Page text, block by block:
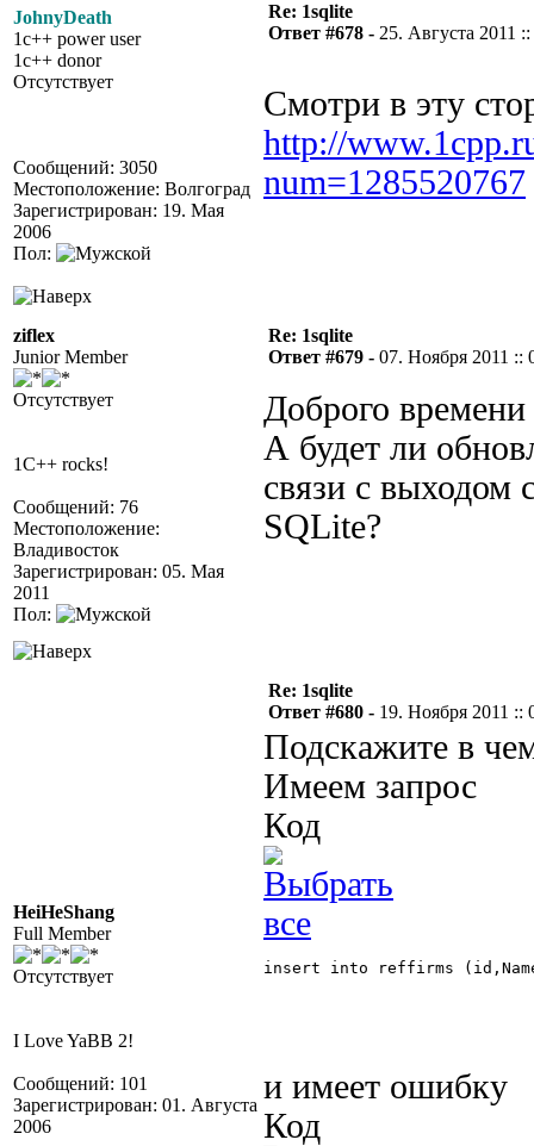
JohnyDeath
1c++ power user
1c++ donor
Отсутствует
Сообщений: 3050
Местоположение: Волгоград
Зарегистрирован: 19. Мая
2006
Пол:
Re: 1sqlite
Ответ #678 - 25. Августа 2011
Смотри в эту
http://
num=1285520767
ziflex
Junior Member
Отсутствует
1C++ rocks!
Сообщений: 76
Местоположение:
Владивосток
Зарегистрирован: 05. Мая
2011
Пол:
Re: 1sqlite
Ответ #679 - 07. Ноября 2011 ::
Доброго времени
А будет ли
связи с выходом
SQLite?
HeiHeShang
Full Member
Отсутствует
I Love YaBB 2!
Сообщений: 101
Зарегистрирован: 01. Августа
2006
Re: 1sqlite
Ответ #680 - 19. Ноября 2011 ::
Подскажите в
Имеем запрос
Код
insert into reffirms
и имеет ошибку
Код